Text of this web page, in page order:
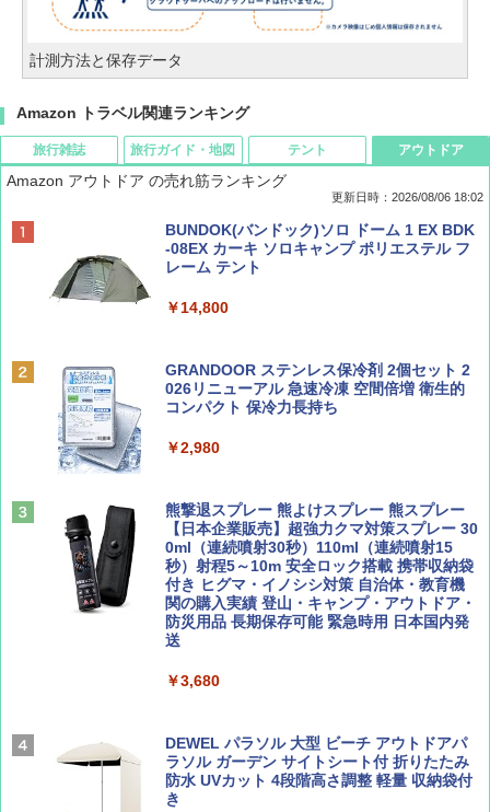
計測方法と保存データ
Amazon トラベル関連ランキング
旅行雑誌
ディズニーファン ２０２６年 ９月号 [雑
誌] (ＤＩＳＮＥＹ ＦＡＮ)
Coyote No.89 特集 星野道夫 夢見る旅
￥1,540
山と溪谷 2026年8月号「南アルプス大全」
￥1,540
AIRLINE（エアライン）2026年9月号【特
BE-PAL(ビ-パル) 2026年 9 月号【特別付録:
SOTO ミニマル"旅"財布 ランダム2種】
旅行ガイド・地図
D40 地球の歩き方 チェンマイ タイ北部の魅
力的な町 2026～2027 地球の歩き方D アジア
A09 地球の歩き方 イタリア 2026～2027 地
球の歩き方A ヨーロッパ
A26 地球の歩き方 チェコ ポーランド スロヴ
ァキア 2026～2027 地球の歩き方A ヨーロッ
パ
￥2,277
地球の歩き方 スター・ウォーズ
￥2,695
新しい日本地理 地図・統計・移動から読み
解く (講談社現代新書)
テント
[キャンパーズコレクション 山善] ポップアッ
プテント 傘みたいに広げて畳める パッとサ
ッとサンシェード キューブ フルクローズ メ
&ハイキング カーキ PATC-150(KH)
PYKES PEAK (パイクスピーク) 着替えテン
人用 折りたたみ 防災グッズ 災害用トイレ ビ
￥4,980
ENDLESS BASE 《めざましテレビで紹介》
テント ワンタッチ RENEW 幅200 2-3人用 43
500002(88859)
広げるだけ パッとサッとテント ブラックコ
ーティング フルクローズ メッシュ 3-4人用
簡単設置 ポップアップテント エクルベージ
ュ(BC仕様) PATC-150B(EB)
アウトドア
Amazon アウトドア の売れ筋ランキング
更新日時：2026/08/06 18:02
BUNDOK(バンドック)ソロ ドーム 1 EX BDK
-08EX カーキ ソロキャンプ ポリエステル フ
レーム テント
￥14,800
GRANDOOR ステンレス保冷剤 2個セット 2
026リニューアル 急速冷凍 空間倍増 衛生的
コンパクト 保冷力長持ち
￥2,980
熊撃退スプレー 熊よけスプレー 熊スプレー
【日本企業販売】超強力クマ対策スプレー 30
0ml（連続噴射30秒）110ml（連続噴射15
秒）射程5～10m 安全ロック搭載 携帯収納袋
付き ヒグマ・イノシシ対策 自治体・教育機
関の購入実績 登山・キャンプ・アウトドア・
防災用品 長期保存可能 緊急時用 日本国内発
送
￥3,680
DEWEL パラソル 大型 ビーチ アウトドアパ
ラソル ガーデン サイトシート付 折りたたみ
防水 UVカット 4段階高さ調整 軽量 収納袋付
き